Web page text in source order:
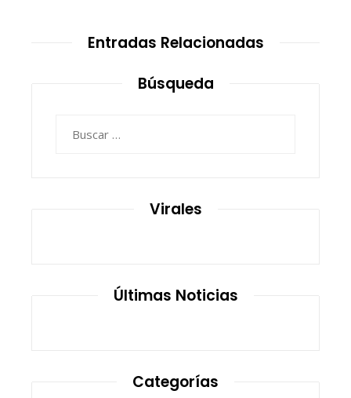
Entradas Relacionadas
Búsqueda
Virales
Últimas Noticias
Categorías